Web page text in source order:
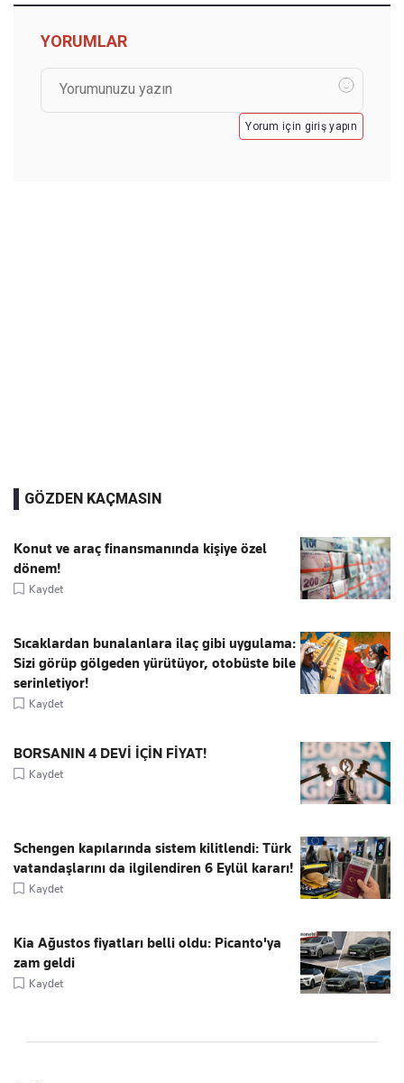
YORUMLAR
Yorum için giriş yapın
GÖZDEN KAÇMASIN
Konut ve araç finansmanında kişiye özel
dönem!
Kaydet
Sıcaklardan bunalanlara ilaç gibi uygulama:
Sizi görüp gölgeden yürütüyor, otobüste bile
serinletiyor!
Kaydet
BORSANIN 4 DEVİ İÇİN FİYAT!
Kaydet
Schengen kapılarında sistem kilitlendi: Türk
vatandaşlarını da ilgilendiren 6 Eylül kararı!
Kaydet
Kia Ağustos fiyatları belli oldu: Picanto'ya
zam geldi
Kaydet